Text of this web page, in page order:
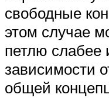
свободные
этом случае
петлю слабее
зависимости
общей